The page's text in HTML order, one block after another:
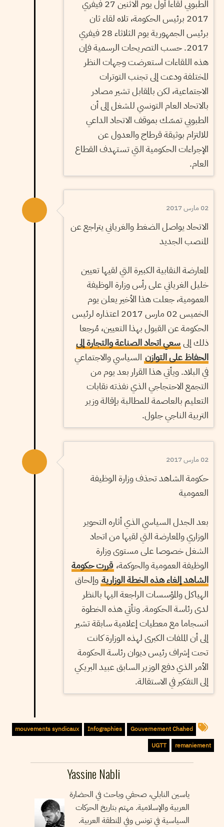
الطبوبي لقاءا أول يوم الاثنين 27 فيفري
2017 برئيس الحكومة، تلاه لقاء ثان
برئيس الجمهورية يوم الثلاثاء 28 فيفري
2017. حسب التصريحات الرسمية فإن
هذه اللقاءات استعرضت وجهات النظر
المختلفة ودعت إلى تجنب التوترات
الاجتماعية، لكن بالمقابل تشير مصادر
بالاتحاد العام التونسي للشغل إلى أن
الطبوبي تمسّك بموقف الاتحاد الداعي
للالتزام بوثيقة قرطاج والعدول عن
الإجراءات الحكومية التي تستهدف القطاع
العام.
02 مارس 2017
الاتحاد يواصل الضغط والغرياني يتراجع عن
المنصب الجديد
المعارضة النقابية الكبيرة التي لقيها تعيين
خليل الغرياني على رأس وزارة الوظيفة
العمومية، جعلت هذا الأخير يعلن يوم
الخميس 02 مارس 2017 اعتذاره لرئيس
الحكومة عن القبول بهذا التعيين، مُرجعا
ذلك إلى سعي اتحاد الصناعة والتجارة إلى
الحفاظ على التوازن السياسي والاجتماعي
في البلاد. ويأتي هذا القرار بعد يوم من
التجمع الاحتجاجي الذي نفذته نقابات
التعليم بالعاصمة للمطالبة بإقالة وزير
التربية الناجي جلول.
02 مارس 2017
حكومة الشاهد تحذف وزارة الوظيفة
العمومية
بعد الجدل السياسي الذي أثاره التحوير
الوزاري والمعارضة التي لقيها من اتحاد
الشغل خصوصا على مستوى وزارة
الوظيفة العمومية والحوكمة، قررت حكومة
الشاهد إلغاء هذه الخطة الوزارية وإلحاق
الهياكل والمؤسسات الراجعة اليها بالنظر
لدى رئاسة الحكومة. وتأتي هذه الخطوة
انسجاما مع معطيات إعلامية سابقة تشير
إلى أن الملفات الكبرى لهذه الوزارة كانت
تحت إشراف رئيس ديوان رئاسة الحكومة
الأمر الذي دفع الوزير السابق عبيد البريكي
إلى التفكير في الاستقالة.
Gouvernement Chahed
Infographies
mouvements syndicaux
remaniement
UGTT
Yassine Nabli
ياسين النابلي، صحفي وباحث في الحضارة
العربية والإسلامية. مهتم بتاريخ الحركات
السياسية في تونس وفي المنطقة العربية.